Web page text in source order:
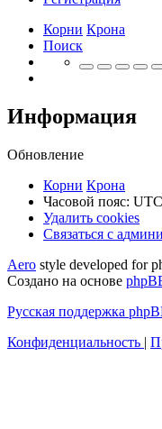
Корни Крона
Поиск
Информация
Обновление
Корни Крона
Часовой пояс:
Удалить cookies
Связаться
администрацией
Связаться с админи
Aero style developed for
Создано на основе
Русская поддержка
Конфиденциальность |